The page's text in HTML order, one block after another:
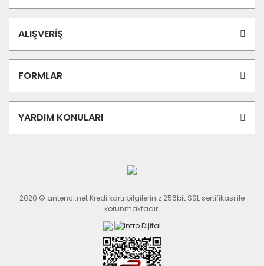
ALIŞVERİŞ
FORMLAR
YARDIM KONULARI
2020 © antenci.net Kredi kartı bilgileriniz 256bit SSL sertifikası ile
korunmaktadır.